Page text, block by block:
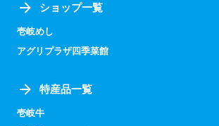
ショップ一覧
壱岐めし
アグリプラザ四季菜館
特産品一覧
壱岐牛